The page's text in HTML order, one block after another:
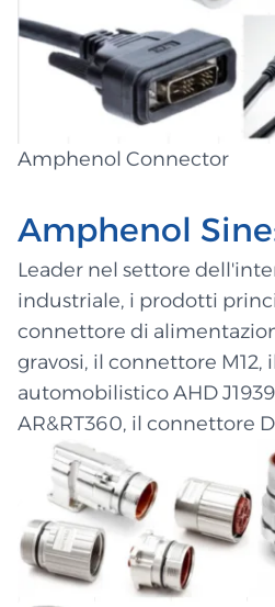
Amphenol Connector
Amphenol
Leader nel settore
industriale, i prodotti
connettore di
gravosi, il connettore M12,
automobilistico AHD
AR&RT360, il connettore